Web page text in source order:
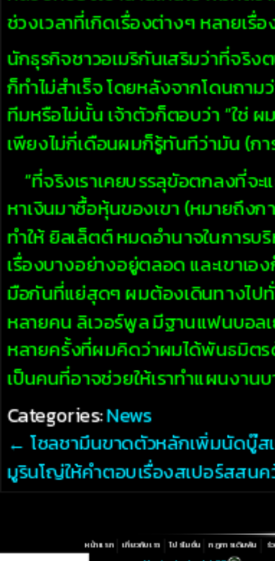
ช่วงเวลาที่เกิดเรื่องต่างๆ หลายเรื่
นักธุรกิจชาวอเมริกันเสริมว่าที่จริ
ก็ทำไม่สำเร็จ โดยหลังจากโดนถาม
ทีมหรือไม่นั้น เจ้าตัวก็ตอบว่า “ใช่
เพียงไม่กี่เดือนผมก็รู้ทันทีว่ามัน (ก
“ที่จริงเราเคยบรรลุขัอตกลงที่จ
หาเงินมาซื้อหุ้นของเขา (หมายถึง
ทำให้ ยิลเล็ตต์ หมดอำนาจในการ
เรื่องบางอย่างอยู่ตลอด และเขาเ
มือกันที่แย่สุดๆ ผมต้องเดินทางไป
หลายคน ลิเวอร์พูล มีฐานแฟนบอล
หลายครั้งที่ผมคิดว่าผมได้พันธมิต
เป็นคนที่อาจช่วยให้เราทำแผนงาน
Categories:News
← โซลชามึนขาดตัวหลักเพิ่มนัดบู๊ส
มูรินโญ่ให้คำตอบเรื่องสเปอร์สสน
หน้าแรก เกี่ยวกับเรา โปรโมชั่น กฏการเดิมพัน ร่